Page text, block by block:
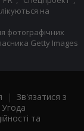
на
фотографічних
Getty Images
| Зв'язатися з
Угода
та